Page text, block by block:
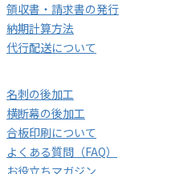
領収書・請求書の発行
納期計算方法
代行配送について
名刺の後加工
横断幕の後加工
合板印刷について
よくある質問（FAQ）
お役立ちマガジン